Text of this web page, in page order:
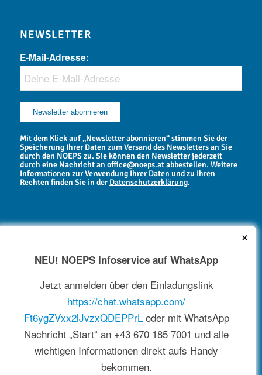
NEWSLETTER
E-Mail-Adresse:
Mit dem Klick auf „Newsletter abonnieren“ stimmen Sie der
Speicherung Ihrer Daten zum Versand des Newsletters an Sie
durch den NOEPS zu. Sie können den Newsletter jederzeit
durch eine Nachricht an office@noeps.at abbestellen. Weitere
Informationen zur Verwendung Ihrer Daten und zu Ihren
Rechten finden Sie in derDatenschutzerklärung.
NEWSARCHIV
×
NEU! NOEPS Infoservice auf WhatsApp
Jetzt anmelden über den Einladungslink
https://chat.whatsapp.com/
Ft6ygZVxx2lJvzxQDEPPrLoder mit WhatsApp
Nachricht „Start“ an +43 670 185 7001 und alle
wichtigen Informationen direkt aufs Handy
bekommen.